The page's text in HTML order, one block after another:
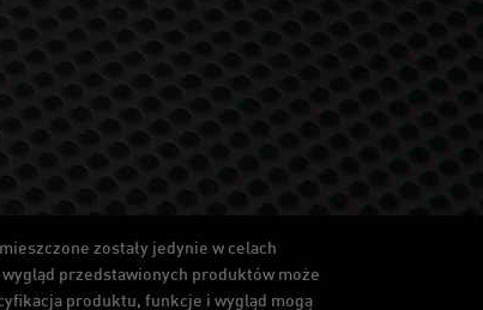
zostały jedynie w celach
przedstawionych produktów może
produktu, funkcje i wygląd mogą